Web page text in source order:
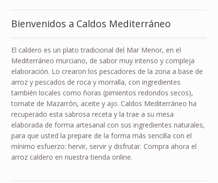
Bienvenidos a Caldos Mediterráneo
El caldero es un plato tradicional del Mar Menor, en el
Mediterráneo murciano, de sabor muy intenso y compleja
elaboración. Lo crearon los pescadores de la zona a base de
arroz y pescados de roca y morralla, con ingredientes
también locales como ñoras (pimientos redondos secos),
tomate de Mazarrón, aceite y ajo. Caldos Mediterráneo ha
recuperado esta sabrosa receta y la trae a su mesa
elaborada de forma artesanal con sus ingredientes naturales,
para que usted la prepare de la forma más sencilla con el
mínimo esfuerzo: hervir, servir y disfrutar. Compra ahora el
arroz caldero en nuestra tienda online.